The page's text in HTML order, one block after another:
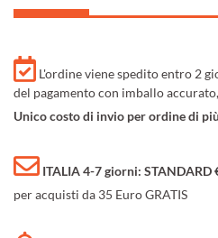
L'ordine viene spedito entro 2
del pagamento con imballo
Unico costo di invio per ordine di
ITALIA 4-7 giorni: STANDARD
per acquisti da 35 Euro GRATIS